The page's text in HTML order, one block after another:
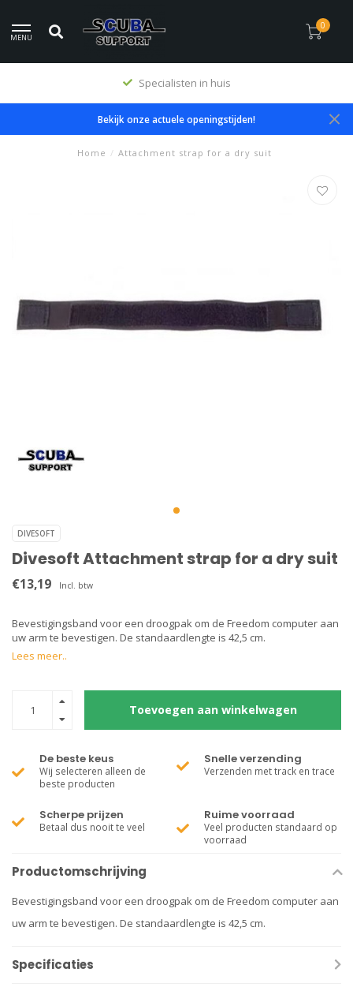
MENU
0
Specialisten in huis
Bekijk onze actuele openingstijden!
Home / Attachment strap for a dry suit
DIVESOFT
Divesoft Attachment strap for a dry suit
€13,19 Incl. btw
Bevestigingsband voor een droogpak om de Freedom computer aan
uw arm te bevestigen. De standaardlengte is 42,5 cm.
Lees meer..
Toevoegen aan winkelwagen
De beste keus
Wij selecteren alleen de
beste producten
Snelle verzending
Verzenden met track en trace
Scherpe prijzen
Betaal dus nooit te veel
Ruime voorraad
Veel producten standaard op
voorraad
Productomschrijving
Bevestigingsband voor een droogpak om de Freedom computer aan
uw arm te bevestigen. De standaardlengte is 42,5 cm.
Specificaties